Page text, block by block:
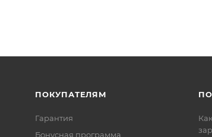
ПОКУПАТЕЛЯМ
Гарантия
Бонусная программа
Как